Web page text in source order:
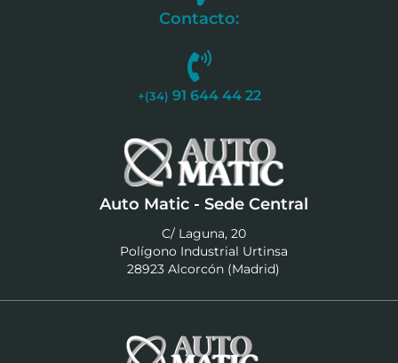
Contacto:
+(34) 91 644 44 22
Auto Matic - Sede Central
C/ Laguna, 20
Polígono Industrial Urtinsa
28923 Alcorcón (Madrid)